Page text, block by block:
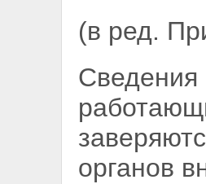
(в ред.
Сведения
органов